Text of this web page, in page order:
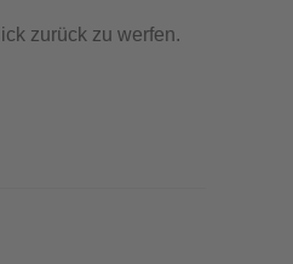
zurück zu werfen.